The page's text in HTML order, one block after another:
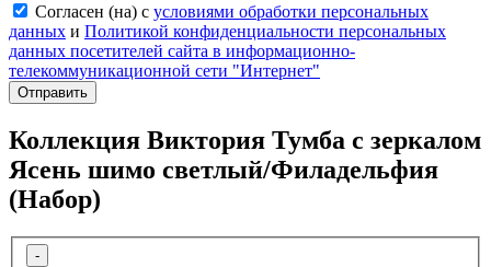
Согласен (на) с условиями обработки персональных
данных и Политикой конфиденциальности персональных
данных посетителей сайта в информационно-
телекоммуникационной сети "Интернет"
Отправить
Коллекция Виктория Тумба с зеркалом
Ясень шимо светлый/Филадельфия
(Набор)
-